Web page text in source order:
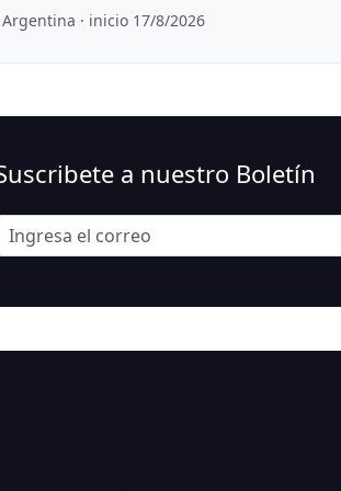
Argentina · inicio 17/8/2026
a nuestro Boletín